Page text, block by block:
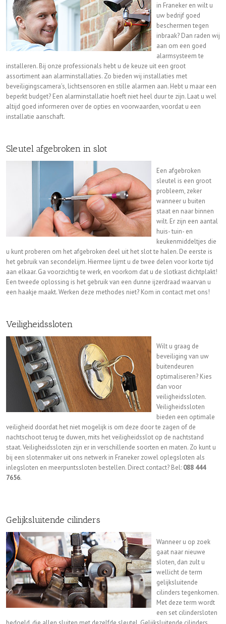
in Franeker en wilt u
uw bedrijf goed
beschermen tegen
inbraak? Dan raden wij
aan om een goed
alarmsysteem te
installeren. Bij onze professionals hebt u de keuze uit een groot
assortiment aan alarminstallaties. Zo bieden wij installaties met
beveiligingscamera’s, lichtsensoren en stille alarmen aan. Hebt u maar een
beperkt budget? Een alarminstallatie hoeft niet heel duur te zijn. Laat u wel
altijd goed informeren over de opties en voorwaarden, voordat u een
installatie aanschaft.
Sleutel afgebroken in slot
Een afgebroken
sleutel is een groot
probleem, zeker
wanneer u buiten
staat en naar binnen
wilt. Er zijn een aantal
huis- tuin- en
keukenmiddeltjes die
u kunt proberen om het afgebroken deel uit het slot te halen. De eerste is
het gebruik van secondelijm. Hiermee lijmt u de twee delen voor korte tijd
aan elkaar. Ga voorzichtig te werk, en voorkom dat u de slotkast dichtplakt!
Een tweede oplossing is het gebruik van een dunne ijzerdraad waarvan u
een haakje maakt. Werken deze methodes niet? Kom in contact met ons!
Veiligheidssloten
Wilt u graag de
beveiliging van uw
buitendeuren
optimaliseren? Kies
dan voor
veiligheidssloten.
Veiligheidssloten
bieden een optimale
veiligheid doordat het niet mogelijk is om deze door te zagen of de
nachtschoot terug te duwen, mits het veiligheidsslot op de nachtstand
staat. Veiligheidssloten zijn er in verschillende soorten en maten. Zo kunt u
bij een slotenmaker uit ons netwerk in Franeker zowel oplegsloten als
inlegsloten en meerpuntssloten bestellen. Direct contact? Bel: 088 444
7656.
Gelijksluitende cilinders
Wanneer u op zoek
gaat naar nieuwe
sloten, dan zult u
wellicht de term
gelijksluitende
cilinders tegenkomen.
Met deze term wordt
een set cilindersloten